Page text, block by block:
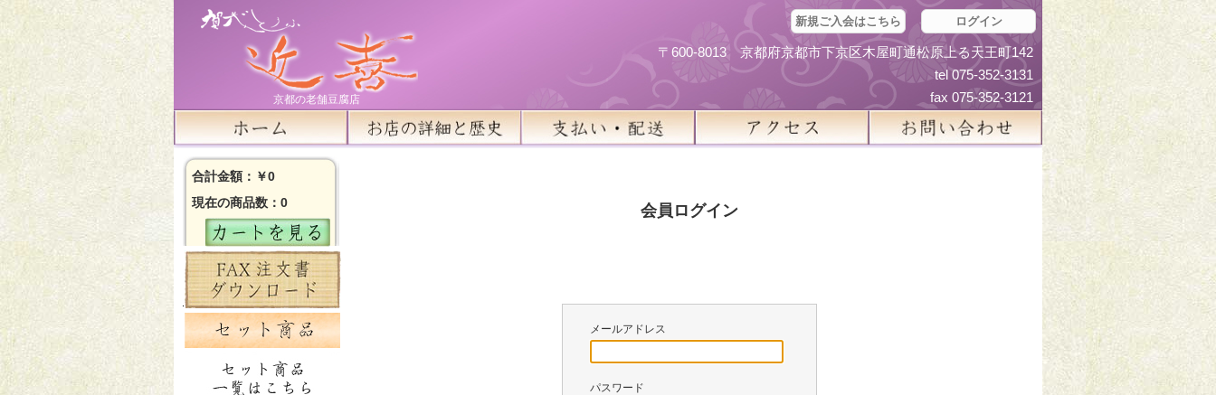
京都の老舗豆腐店
新規ご入会はこちら ログイン
〒600-8013 京都府京都市下京区木屋町通松原上る天王町142
tel 075-352-3131
fax 075-352-3121
会員ログイン
メールアドレス
パスワード
合計金額：￥0
現在の商品数：0